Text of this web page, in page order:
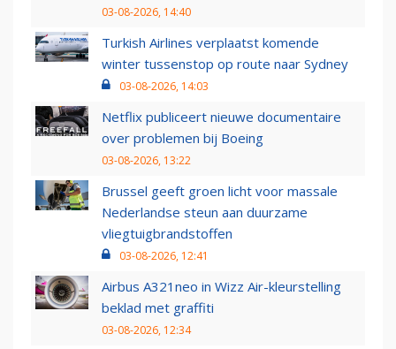
03-08-2026, 14:40
Turkish Airlines verplaatst komende
winter tussenstop op route naar Sydney
03-08-2026, 14:03
Netflix publiceert nieuwe documentaire
over problemen bij Boeing
03-08-2026, 13:22
Brussel geeft groen licht voor massale
Nederlandse steun aan duurzame
vliegtuigbrandstoffen
03-08-2026, 12:41
Airbus A321neo in Wizz Air-kleurstelling
beklad met graffiti
03-08-2026, 12:34